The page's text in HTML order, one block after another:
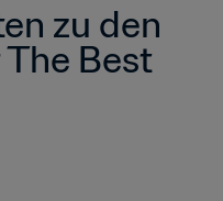
zu den
Best